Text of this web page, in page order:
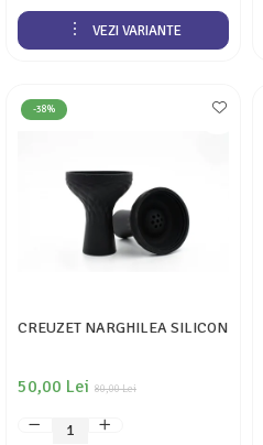
VEZI VARIANTE
-38%
CREUZET NARGHILEA SILICON
80,00 Lei
50,00 Lei